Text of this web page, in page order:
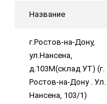
Название
г.Ростов-на-Дону,
ул.Нансена,
д.103М(склад УТ) (г.
Ростов-на-Дону . Ул.
Нансена, 103/1)